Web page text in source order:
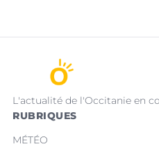
L'actualité de l'Occitanie en
RUBRIQUES
MÉTÉO